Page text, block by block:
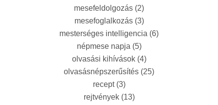
mesefeldolgozás (2)
mesefoglalkozás(3)
mesterséges intelligencia (6)
népmese napja (5)
olvasási kihívások(4)
olvasásnépszerűsítés (25)
recept(3)
rejtvények(13)